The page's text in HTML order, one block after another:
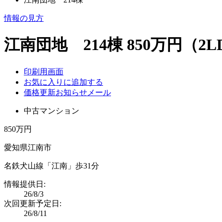
情報の見方
江南団地 214棟 850万円（
印刷用画面
お気に入りに追加する
価格更新お知らせメール
中古マンション
850万円
愛知県江南市
名鉄犬山線「江南」歩31分
情報提供日:
26/8/3
次回更新予定日:
26/8/11